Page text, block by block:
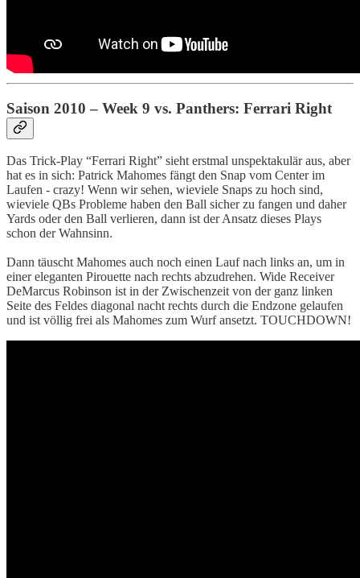
Saison 2010 – Week 9 vs. Panthers: Ferrari Right
Das Trick-Play “Ferrari Right” sieht erstmal unspektakulär aus, aber
hat es in sich: Patrick Mahomes fängt den Snap vom Center im
Laufen - crazy! Wenn wir sehen, wieviele Snaps zu hoch sind,
wieviele QBs Probleme haben den Ball sicher zu fangen und daher
Yards oder den Ball verlieren, dann ist der Ansatz dieses Plays
schon der Wahnsinn.
Dann täuscht Mahomes auch noch einen Lauf nach links an, um in
einer eleganten Pirouette nach rechts abzudrehen. Wide Receiver
DeMarcus Robinson ist in der Zwischenzeit von der ganz linken
Seite des Feldes diagonal nacht rechts durch die Endzone gelaufen
und ist völlig frei als Mahomes zum Wurf ansetzt. TOUCHDOWN!